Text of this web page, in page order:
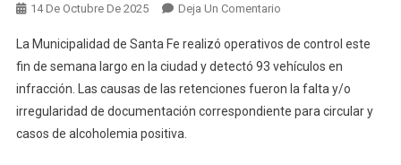
14 De Octubre De 2025 Deja Un ComentarioEn
De
Control
Del
Fin
La Municipalidad de Santa Fe realizó operativos de control este
fin de semana largo en la ciudad y detectó 93 vehículos en
infracción. Las causas de las retenciones fueron la falta y/o
irregularidad de documentación correspondiente para circular y
casos de alcoholemia positiva.